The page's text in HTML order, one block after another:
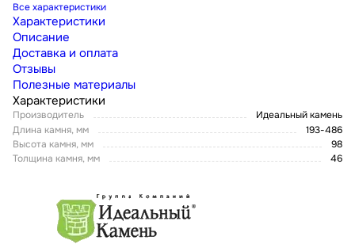
Все характеристики
Характеристики
Описание
Доставка и оплата
Отзывы
Полезные материалы
Характеристики
Производитель
Идеальный камень
Длина камня, мм
193-486
Высота камня, мм
98
Толщина камня, мм
46